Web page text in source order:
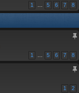
1 5 6 7 8
1 5 6 7 8
1 2